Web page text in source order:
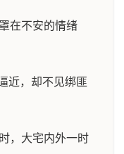
在不安的情绪
近，却不见绑匪
，大宅内外一时